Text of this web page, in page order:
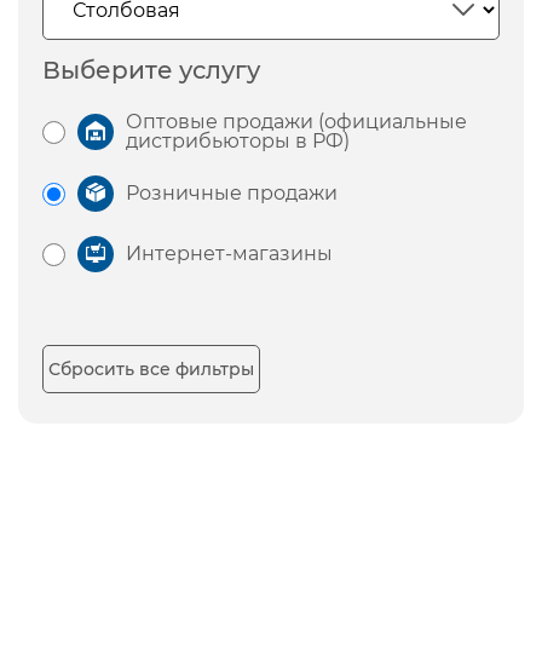
Выберите услугу
Оптовые продажи (официальные
дистрибьюторы в РФ)
Розничные продажи
Интернет-магазины
Сбросить все фильтры